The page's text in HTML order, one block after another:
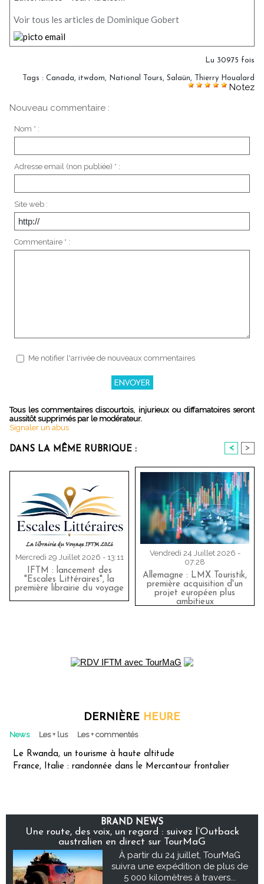
Voir tous les articles de Dominique Gobert
Lu 30975 fois
Tags : Canada, itwdom, National Tours, Salaün, Thierry Houalard
Notez
Nouveau commentaire :
Nom * :
Adresse email (non publiée) * :
Site web :
Commentaire * :
Me notifier l'arrivée de nouveaux commentaires
Tous les commentaires discourtois, injurieux ou diffamatoires seront
aussitôt supprimés par le modérateur.
Signaler un abus
DANS LA MÊME RUBRIQUE : < >
Mercredi 29 Juillet 2026 - 13:11
IFTM : lancement des
"Escales Littéraires", la
première librairie du voyage
Vendredi 24 Juillet 2026 -
07:28
Allemagne : LMX Touristik,
première acquisition d'un
projet européen plus
ambitieux
DERNIÈRE HEURE
News Les + lus Les + commentés
Le Rwanda, un tourisme à haute altitude
France, Italie : randonnée dans le Mercantour frontalier
BRAND NEWS
Une route, des voix, un regard : suivez l’Outback
australien en direct sur TourMaG
À partir du 24 juillet, TourMaG
suivra une expédition de plus de
5 000 kilomètres à travers...